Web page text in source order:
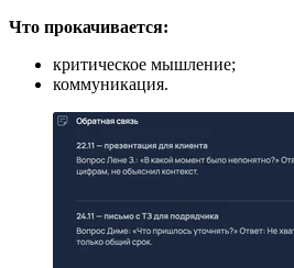
Что прокачивается:
критическое мышление;
коммуникация.